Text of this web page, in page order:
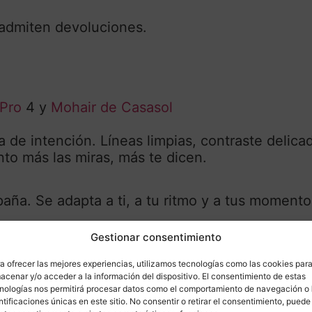
Gestionar consentimiento
ofrecer las mejores experiencias, utilizamos tecnologías como las cookies para
y/o acceder a la información del dispositivo. El consentimiento de estas
nos permitirá procesar datos como el comportamiento de navegación o
únicas en este sitio. No consentir o retirar el consentimiento, puede
devoluciones.
4 y Mohair de Casasol
de intención. Líneas limpias, contraste
más las miras, más te dicen.
Se adapta a ti, a tu ritmo y a tus
los gustos. Sin reglas, sin explicaciones.
5,00 mm (no incluye el ganchillo)